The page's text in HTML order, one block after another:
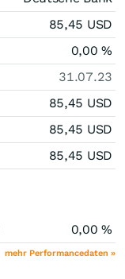
85,45 USD
0,00%
31.07.23
85,45 USD
85,45 USD
85,45 USD
0,00%
mehr Performancedaten »